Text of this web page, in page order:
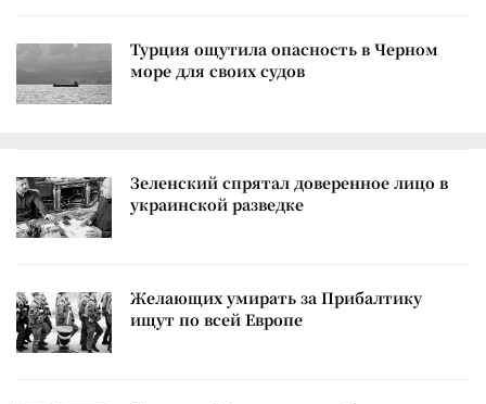
Турция ощутила опасность в Черном
море для своих судов
Зеленский спрятал доверенное лицо в
украинской разведке
Желающих умирать за Прибалтику
ищут по всей Европе